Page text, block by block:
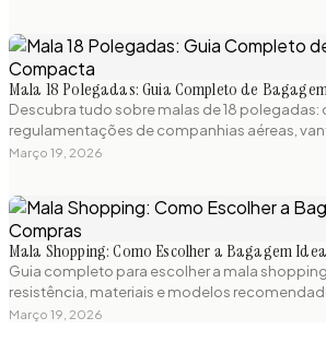
Mala 18 Polegadas: Guia Completo de
Descubra tudo sobre malas de 18 polegadas:
regulamentações de companhias aéreas,
curtas e os melhores modelos compactos
Março 19, 2026
Mala Shopping: Como Escolher a Bagagem
Guia completo para escolher a mala
resistência, materiais e modelos
compras. Dicas práticas e produtos testados
Março 19, 2026